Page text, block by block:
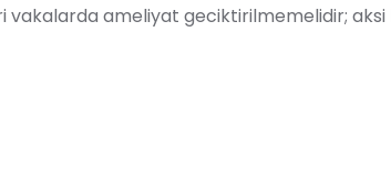
vakalarda ameliyat geciktirilmemelidir; aksi